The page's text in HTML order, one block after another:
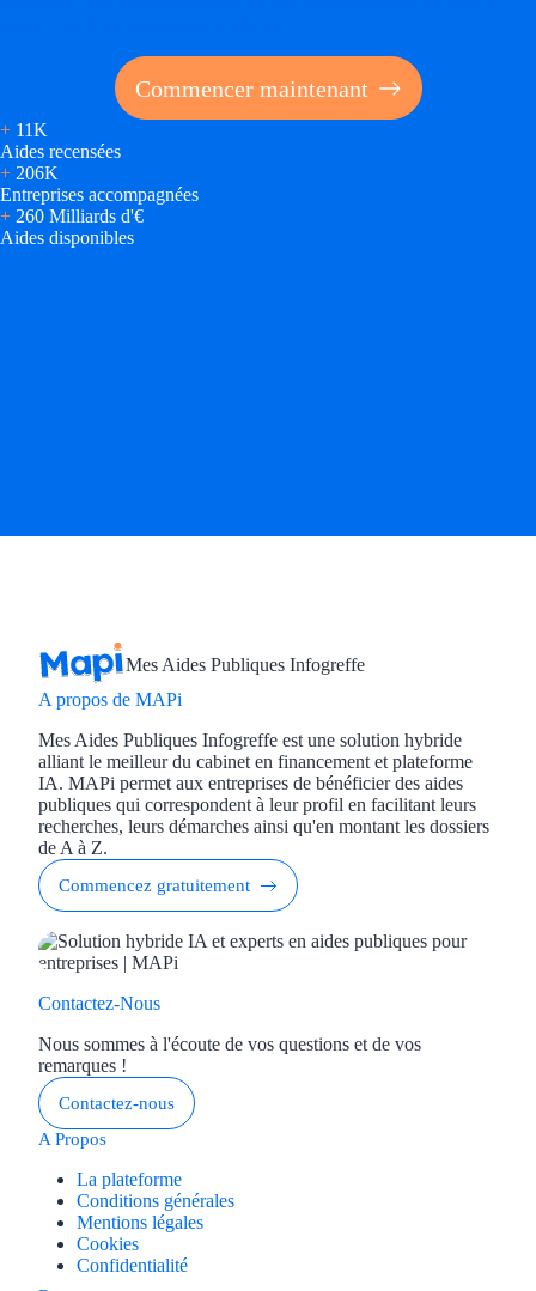
Commencer maintenant
+ 11K
Aides recensées
+ 206K
Entreprises accompagnées
+ 260 Milliards d'€
Aides disponibles
Mes Aides Publiques Infogreffe
A propos de MAPi
Mes Aides Publiques Infogreffe est une solution hybride
alliant le meilleur du cabinet en financement et plateforme
IA. MAPi permet aux entreprises de bénéficier des aides
publiques qui correspondent à leur profil en facilitant leurs
recherches, leurs démarches ainsi qu'en montant les dossiers
de A à Z.
Commencez gratuitement
Contactez-Nous
Nous sommes à l'écoute de vos questions et de vos
remarques !
Contactez-nous
A Propos
La plateforme
Conditions générales
Mentions légales
Cookies
Confidentialité